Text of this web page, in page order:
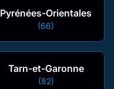
Pyrénées-Orientales
(66)
Tarn-et-Garonne
(82)